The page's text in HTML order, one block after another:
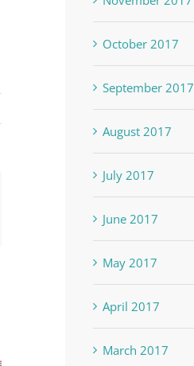
October 2017
September 2017
August 2017
July 2017
June 2017
May 2017
April 2017
March 2017